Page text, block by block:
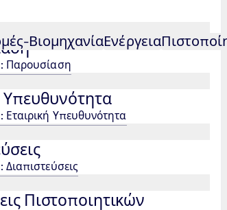
ΒιομηχανίαΕνέργεια
Παρουσίαση
Υπευθυνότητα
Υπευθυνότητα
Πιστοποιητικών
Manufacturing.